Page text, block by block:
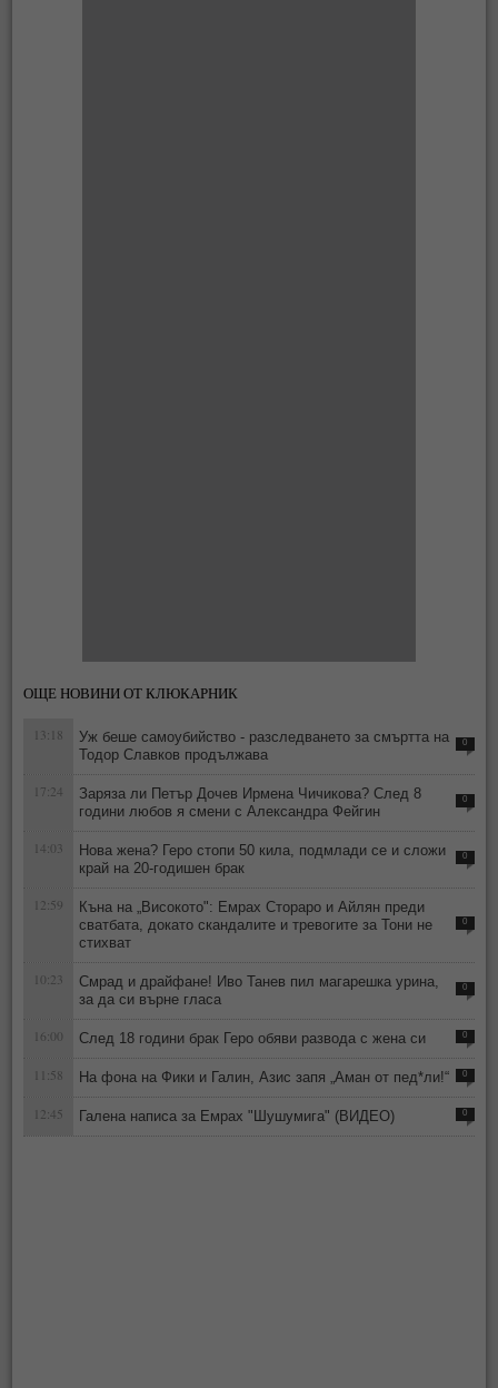
ОЩЕ НОВИНИ ОТ КЛЮКАРНИК
13:18
Уж беше самоубийство - разследването за смъртта на
Тодор Славков продължава
0
17:24
Заряза ли Петър Дочев Ирмена Чичикова? След 8
години любов я смени с Александра Фейгин
0
14:03
Нова жена? Геро стопи 50 кила, подмлади се и сложи
край на 20-годишен брак
0
12:59
Къна на „Високото": Емрах Стораро и Айлян преди
сватбата, докато скандалите и тревогите за Тони не
стихват
0
10:23
Смрад и драйфане! Иво Танев пил магарешка урина,
за да си върне гласа
0
16:00 След 18 години брак Геро обяви развода с жена си 0
11:58 На фона на Фики и Галин, Азис запя „Аман от пед*ли!“ 0
12:45 Галена написа за Емрах "Шушумига" (ВИДЕО) 0